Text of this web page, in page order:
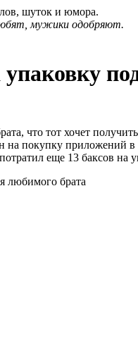
шуток и юмора.
мужики одобряют.
что тот хочет
на покупку приложений в
еще 13 баксов на